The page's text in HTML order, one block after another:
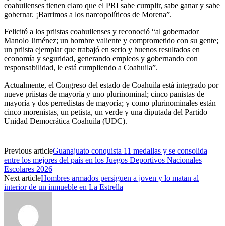
coahuilenses tienen claro que el PRI sabe cumplir, sabe ganar y sabe
gobernar. ¡Barrimos a los narcopolíticos de Morena”.
Felicitó a los priistas coahuilenses y reconoció “al gobernador
Manolo Jiménez; un hombre valiente y comprometido con su gente;
un priista ejemplar que trabajó en serio y buenos resultados en
economía y seguridad, generando empleos y gobernando con
responsabilidad, le está cumpliendo a Coahuila”.
Actualmente, el Congreso del estado de Coahuila está integrado por
nueve priistas de mayoría y uno plurinominal; cinco panistas de
mayoría y dos perredistas de mayoría; y como plurinominales están
cinco morenistas, un petista, un verde y una diputada del Partido
Unidad Democrática Coahuila (UDC).
Previous articleGuanajuato conquista 11 medallas y se consolida
entre los mejores del país en los Juegos Deportivos Nacionales
Escolares 2026
Next articleHombres armados persiguen a joven y lo matan al
interior de un inmueble en La Estrella